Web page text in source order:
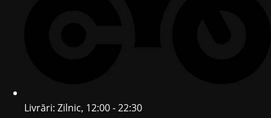
Livrări: Zilnic, 12:00 - 22:30